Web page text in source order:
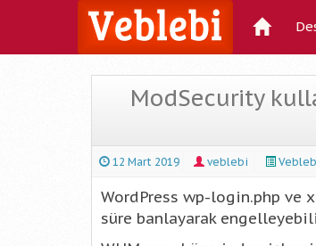
ModSecurity
12 Mart 2019 veblebi
WordPress wp-login.php ve
süre banlayarak